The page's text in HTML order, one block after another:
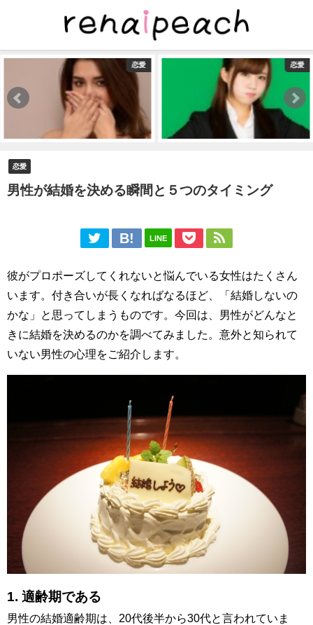
恋愛 恋愛
恋愛
男性が結婚を決める瞬間と５つのタイミング
LINE
彼がプロポーズしてくれないと悩んでいる女性はたくさん
います。付き合いが長くなればなるほど、「結婚しないの
かな」と思ってしまうものです。今回は、男性がどんなと
きに結婚を決めるのかを調べてみました。意外と知られて
いない男性の心理をご紹介します。
1. 適齢期である
男性の結婚適齢期は、20代後半から30代と言われていま